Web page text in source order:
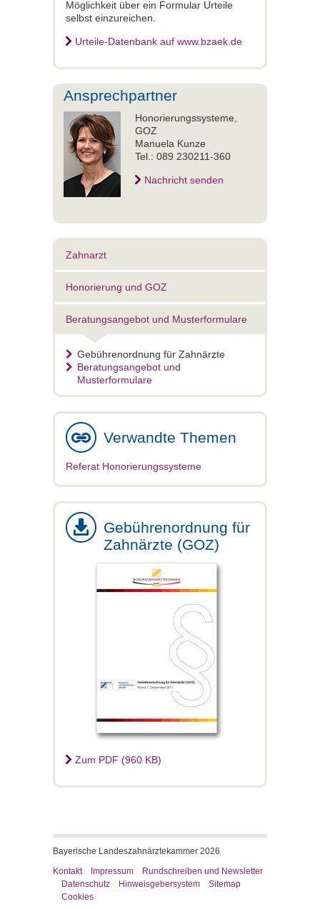
Möglichkeit über ein Formular Urteile
selbst einzureichen.
Urteile-Datenbank auf www.bzaek.de
Ansprechpartner
Honorierungssysteme,
GOZ
Manuela Kunze
Tel.: 089 230211-360
Nachricht senden
Zahnarzt
Honorierung und GOZ
Beratungsangebot und Musterformulare
Gebührenordnung für Zahnärzte
Beratungsangebot und
Musterformulare
Verwandte Themen
Referat Honorierungssysteme
Gebührenordnung für
Zahnärzte (GOZ)
Zum PDF (960 KB)
Bayerische Landeszahnärztekammer 2026
Kontakt
Impressum
Rundschreiben und Newsletter
Datenschutz
Hinweisgebersystem
Sitemap
Cookies